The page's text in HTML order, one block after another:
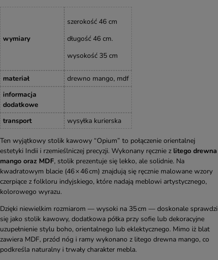
wymiary
szerokość 46 cm
długość 46 cm.
wysokość 35 cm
materiał
drewno mango, mdf
informacja
dodatkowe
transport
wysyłka kurierska
Ten wyjątkowy stolik kawowy “Opium” to połączenie orientalnej
estetyki Indii i rzemieślniczej precyzji. Wykonany ręcznie z litego drewna
mango oraz MDF, stolik prezentuje się lekko, ale solidnie. Na
kwadratowym blacie (46 × 46 cm) znajdują się ręcznie malowane wzory
czerpiące z folkloru indyjskiego, które nadają meblowi artystycznego,
kolorowego wyrazu.
Dzięki niewielkim rozmiarom — wysoki na 35 cm — doskonale sprawdzi
się jako stolik kawowy, dodatkowa półka przy sofie lub dekoracyjne
uzupełnienie stylu boho, orientalnego lub eklektycznego. Mimo iż blat
zawiera MDF, przód nóg i ramy wykonano z litego drewna mango, co
podkreśla naturalny i trwały charakter mebla.